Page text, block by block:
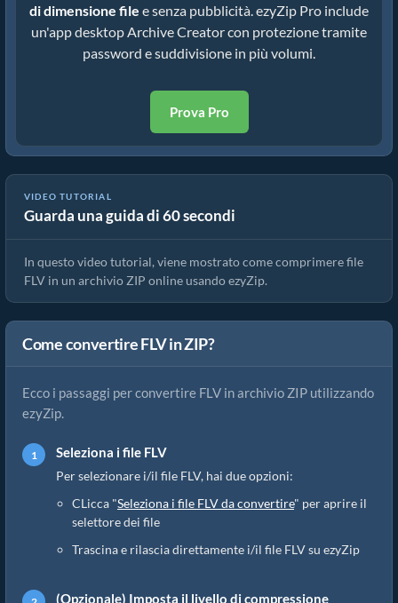
di dimensione file e senza pubblicità. ezyZip Pro include
un'app desktop Archive Creator con protezione tramite
password e suddivisione in più volumi.
Prova Pro
VIDEO TUTORIAL
Guarda una guida di 60 secondi
Come Convertire FLV in ZIP Online (Guida Semplice)
In questo video tutorial, viene mostrato come comprimere file
FLV in un archivio ZIP online usando ezyZip.
Come convertire FLV in ZIP?
Ecco i passaggi per convertire FLV in archivio ZIP utilizzando
ezyZip.
Seleziona i file FLV
Per selezionare i/il file FLV, hai due opzioni:
CLicca "Seleziona i file FLV da convertire" per aprire il
selettore dei file
Trascina e rilascia direttamente i/il file FLV su ezyZip
(Opzionale) Imposta il livello di compressione